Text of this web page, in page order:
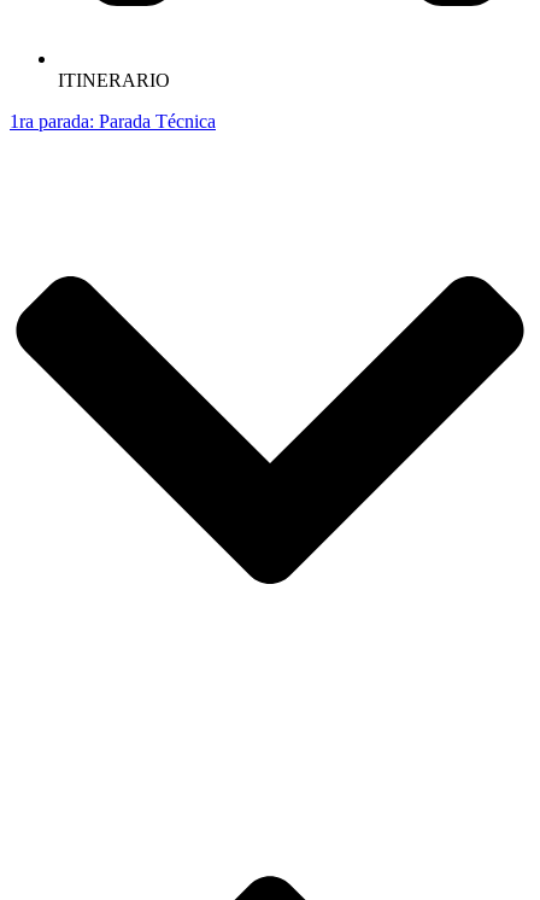
ITINERARIO
1ra parada: Parada Técnica